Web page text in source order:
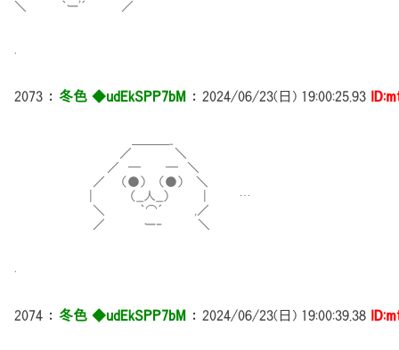
＼ ｀ー'´ ／
2073 ： 冬色 ◆udEkSPP7bM ： 2024/06/23(日) 19:00:25.93
／ ＼
／ ─ ─ ＼
／ （●） （●） ＼
| （__人__） | …
＼ ｀⌒´ ,／
／ ー‐ ＼
2074 ： 冬色 ◆udEkSPP7bM ： 2024/06/23(日) 19:00:39.38